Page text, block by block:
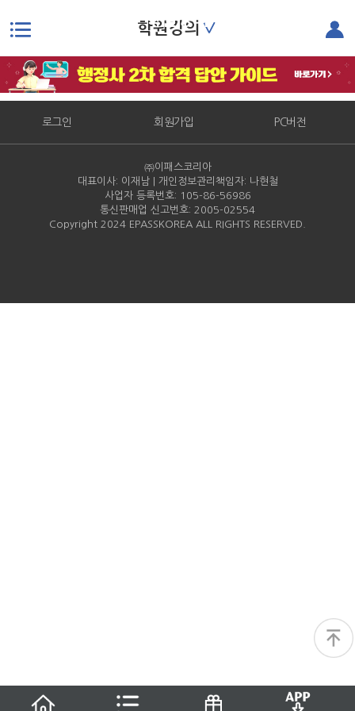
본문으로 바로가기
학원강의 ∨
학원강의
로그인 회원가입 PC버전
㈜이패스코리아
대표이사: 이재남 | 개인정보관리책임자: 나현철
사업자 등록번호: 105-86-56986
통신판매업 신고번호: 2005-02554
Copyright 2024 EPASSKOREA ALL RIGHTS RESERVED.